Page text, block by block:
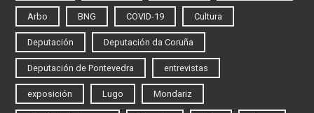
Arbo BNG COVID-19 Cultura
Deputación Deputación da Coruña
Deputación de Pontevedra entrevistas
exposición Lugo Mondariz